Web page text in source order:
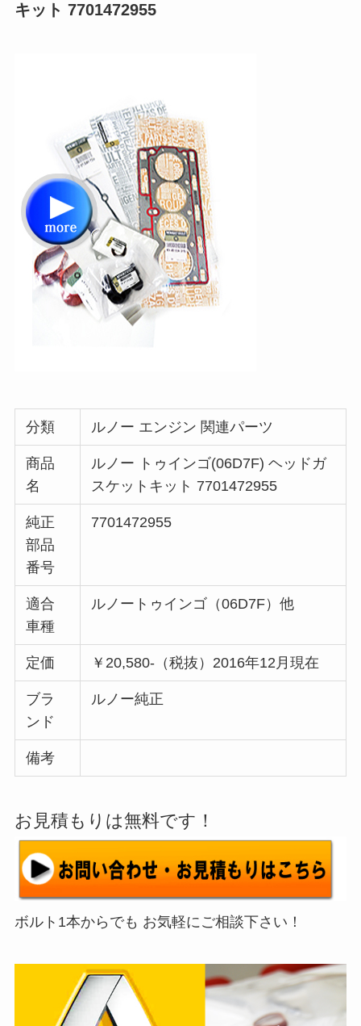
キット 7701472955
分類 ルノー エンジン 関連パーツ
商品
名
ルノー トゥインゴ(06D7F) ヘッドガ
スケットキット 7701472955
純正
部品
番号
7701472955
適合
車種
ルノートゥインゴ（06D7F）他
定価 ￥20,580-（税抜）2016年12月現在
ブラ
ンド
ルノー純正
備考
お見積もりは無料です！
ボルト1本からでも お気軽にご相談下さい！